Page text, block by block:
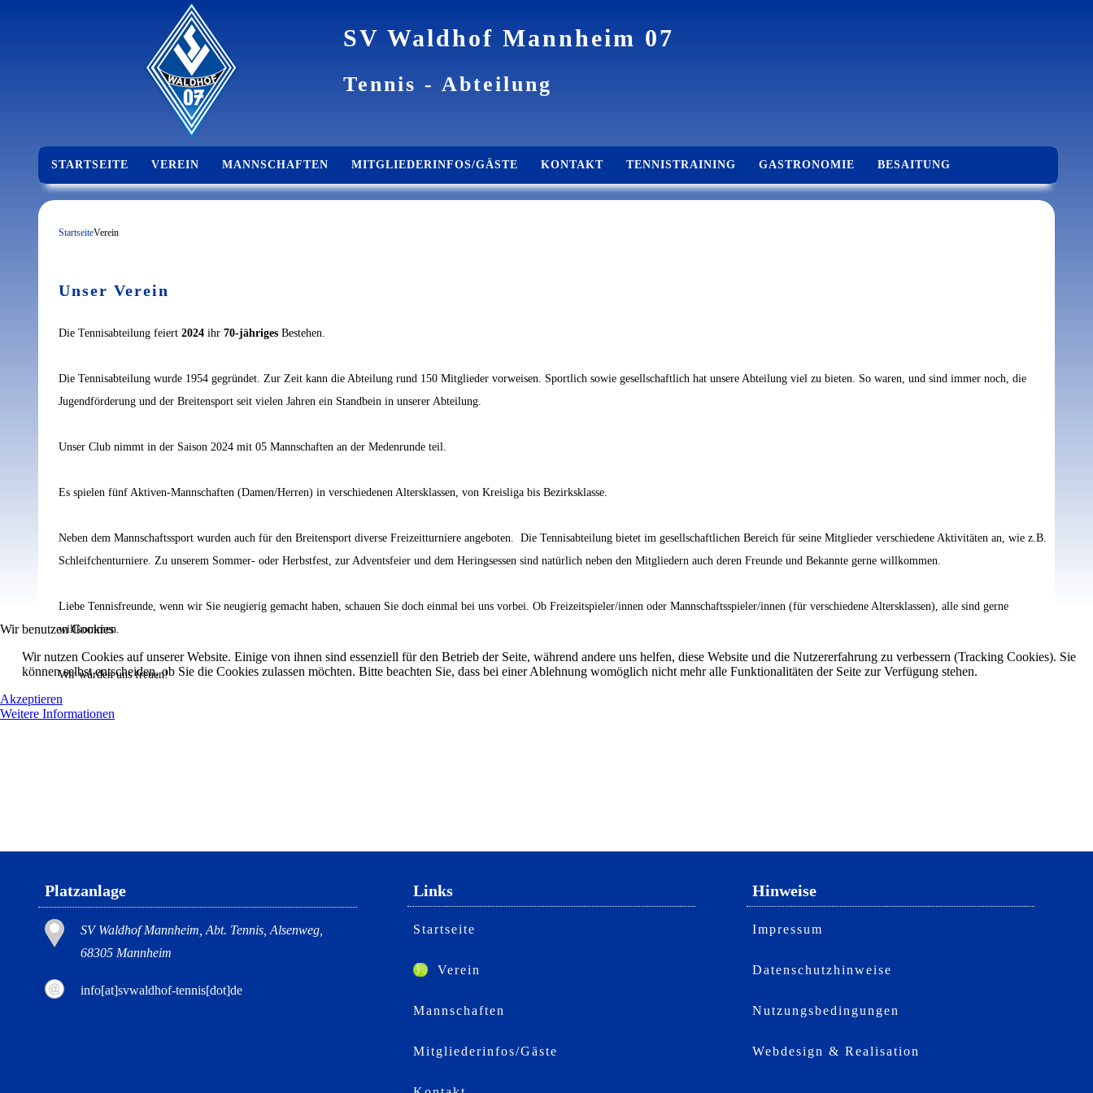
SV Waldhof Mannheim 07
Tennis - Abteilung
STARTSEITE VEREIN MANNSCHAFTEN MITGLIEDERINFOS/GÄSTE KONTAKT TENNISTRAINING GASTRONOMIE BESAITUNG
StartseiteVerein
Unser Verein
Die Tennisabteilung feiert 2024 ihr 70-jähriges Bestehen.
Die Tennisabteilung wurde 1954 gegründet. Zur Zeit kann die Abteilung rund 150 Mitglieder vorweisen. Sportlich sowie gesellschaftlich hat unsere Abteilung viel zu bieten. So waren, und sind immer noch, die
Jugendförderung und der Breitensport seit vielen Jahren ein Standbein in unserer Abteilung.
Unser Club nimmt in der Saison 2024 mit 05 Mannschaften an der Medenrunde teil.
Es spielen fünf Aktiven-Mannschaften (Damen/Herren) in verschiedenen Altersklassen, von Kreisliga bis Bezirksklasse.
Neben dem Mannschaftssport wurden auch für den Breitensport diverse Freizeitturniere angeboten. Die Tennisabteilung bietet im gesellschaftlichen Bereich für seine Mitglieder verschiedene Aktivitäten an, wie z.B.
Schleifchenturniere. Zu unserem Sommer- oder Herbstfest, zur Adventsfeier und dem Heringsessen sind natürlich neben den Mitgliedern auch deren Freunde und Bekannte gerne willkommen.
Liebe Tennisfreunde, wenn wir Sie neugierig gemacht haben, schauen Sie doch einmal bei uns vorbei. Ob Freizeitspieler/innen oder Mannschaftsspieler/innen (für verschiedene Altersklassen), alle sind gerne
willkommen.
Wir würden uns freuen!
Platzanlage
SV Waldhof Mannheim, Abt. Tennis, Alsenweg,
68305 Mannheim
info[at]svwaldhof-tennis[dot]de
Links
Startseite
Verein
Mannschaften
Mitgliederinfos/Gäste
Hinweise
Impressum
Datenschutzhinweise
Nutzungsbedingungen
Webdesign & Realisation
Wir benutzen Cookies
Wir nutzen Cookies auf unserer Website. Einige von ihnen sind essenziell für den Betrieb der Seite, während andere uns helfen, diese Website und die Nutzererfahrung zu verbessern (Tracking Cookies). Sie
können selbst entscheiden, ob Sie die Cookies zulassen möchten. Bitte beachten Sie, dass bei einer Ablehnung womöglich nicht mehr alle Funktionalitäten der Seite zur Verfügung stehen.
Akzeptieren
Weitere Informationen